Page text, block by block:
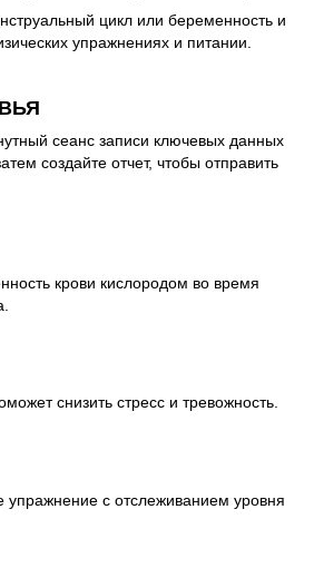
цикл или беременность и
упражнениях и питании.
сеанс записи ключевых данных
создайте отчет, чтобы отправить
крови кислородом во время
снизить стресс и тревожность.
упражнение с отслеживанием уровня